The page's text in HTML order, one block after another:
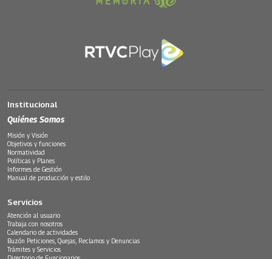
Institucional
Quiénes Somos
Misión y Visión
Objetivos y funciones
Normatividad
Políticas y Planes
Informes de Gestión
Manual de producción y estilo
Servicios
Atención al usuario
Trabaja con nosotros
Calendario de actividades
Buzón Peticiones, Quejas, Reclamos y Denuncias
Trámites y Servicios